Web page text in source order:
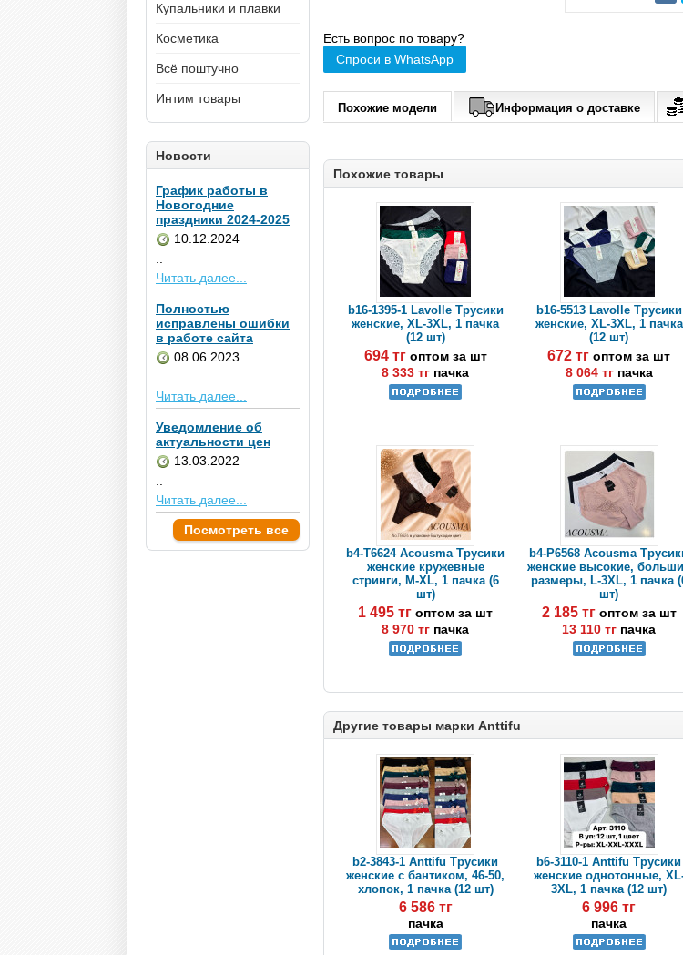
Купальники и плавки
Косметика
Всё поштучно
Интим товары
Есть вопрос по товару?
Спроси в WhatsApp
Похожие модели Информация о доставке
Похожие товары
b16-1395-1 Lavolle Трусики
женские, XL-3XL, 1 пачка
(12 шт)
694 тг оптом за шт
8 333 тг пачка
b16-5513 Lavolle Трусики
женские, XL-3XL, 1 пачка
(12 шт)
672 тгоптом за шт
8 064 тг пачка
b4-T6624 Acousma Трусики
женские кружевные
стринги, M-XL, 1 пачка (6
шт)
1 495 тгоптом за шт
8 970 тг пачка
b4-P6568 Acousma
женские высокие,
размеры, L-3XL, 1 пачка
шт)
2 185 тг оптом за шт
13 110 тг пачка
Другие товары марки Anttifu
b2-3843-1 Anttifu Трусики
женские с бантиком, 46-50,
хлопок, 1 пачка (12 шт)
6 586 тг
пачка
b6-3110-1 Anttifu Трусики
женские однотонные,
3XL, 1 пачка (12 шт)
6 996 тг
пачка
Новости
График работы в
Новогодние
праздники 2024-2025
10.12.2024
..
Читать далее...
Полностью
исправлены ошибки
в работе сайта
08.06.2023
..
Читать далее...
Уведомление об
актуальности цен
13.03.2022
..
Читать далее...
Посмотреть все